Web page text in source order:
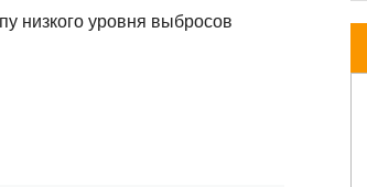
низкого уровня выбросов